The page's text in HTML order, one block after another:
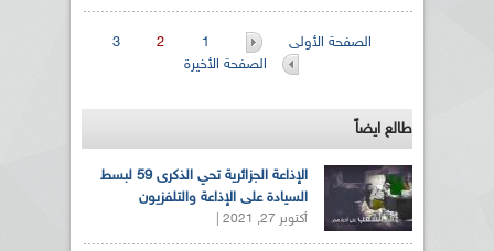
الصفحات
الصفحة الأولى 1
2
3
الصفحة الأخيرة
طالع ايضاً
الإذاعة الجزائرية تحي الذكرى 59 لبسط
السيادة على الإذاعة والتلفزيون
أكتوبر 27, 2021 |